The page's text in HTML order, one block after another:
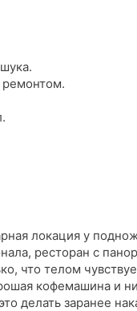
зоне.
локация у
ресторан с
что телом
кофемашина и
делать заранее